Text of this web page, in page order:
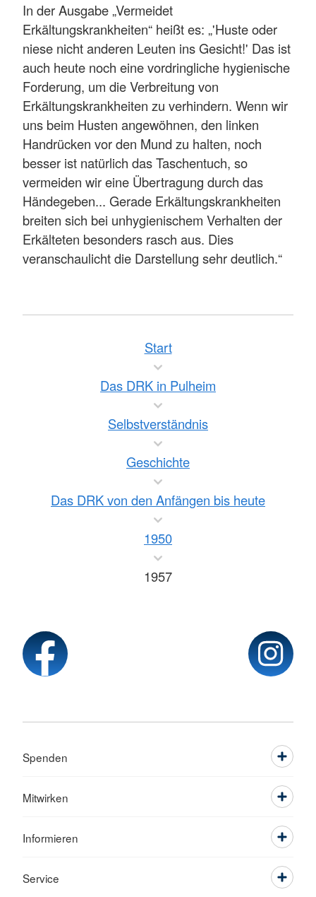
In der Ausgabe „Vermeidet
Erkältungskrankheiten“ heißt es: „'Huste oder
niese nicht anderen Leuten ins Gesicht!' Das ist
auch heute noch eine vordringliche hygienische
Forderung, um die Verbreitung von
Erkältungskrankheiten zu verhindern. Wenn wir
uns beim Husten angewöhnen, den linken
Handrücken vor den Mund zu halten, noch
besser ist natürlich das Taschentuch, so
vermeiden wir eine Übertragung durch das
Händegeben... Gerade Erkältungskrankheiten
breiten sich bei unhygienischem Verhalten der
Erkälteten besonders rasch aus. Dies
veranschaulicht die Darstellung sehr deutlich.“
Start
Das DRK in Pulheim
Selbstverständnis
Geschichte
Das DRK von den Anfängen bis heute
1950
1957
Spenden
Mitwirken
Informieren
Service